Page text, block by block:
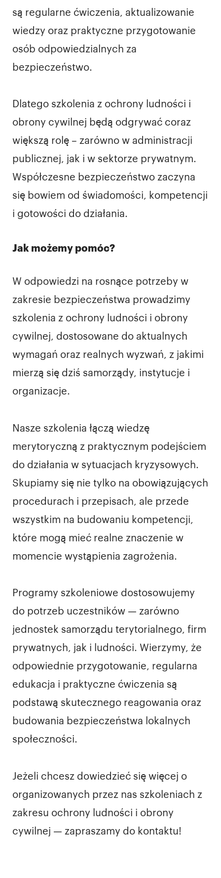
są regularne ćwiczenia, aktualizowanie
wiedzy oraz praktyczne przygotowanie
osób odpowiedzialnych za
bezpieczeństwo.
Dlatego szkolenia z ochrony ludności i
obrony cywilnej będą odgrywać coraz
większą rolę – zarówno w administracji
publicznej, jak i w sektorze prywatnym.
Współczesne bezpieczeństwo zaczyna
się bowiem od świadomości, kompetencji
i gotowości do działania.
Jak możemy pomóc?
W odpowiedzi na rosnące potrzeby w
zakresie bezpieczeństwa prowadzimy
szkolenia z ochrony ludności i obrony
cywilnej, dostosowane do aktualnych
wymagań oraz realnych wyzwań, z jakimi
mierzą się dziś samorządy, instytucje i
organizacje.
Nasze szkolenia łączą wiedzę
merytoryczną z praktycznym podejściem
do działania w sytuacjach kryzysowych.
Skupiamy się nie tylko na obowiązujących
procedurach i przepisach, ale przede
wszystkim na budowaniu kompetencji,
które mogą mieć realne znaczenie w
momencie wystąpienia zagrożenia.
Programy szkoleniowe dostosowujemy
do potrzeb uczestników — zarówno
jednostek samorządu terytorialnego, firm
prywatnych, jak i ludności. Wierzymy, że
odpowiednie przygotowanie, regularna
edukacja i praktyczne ćwiczenia są
podstawą skutecznego reagowania oraz
budowania bezpieczeństwa lokalnych
społeczności.
Jeżeli chcesz dowiedzieć się więcej o
organizowanych przez nas szkoleniach z
zakresu ochrony ludności i obrony
cywilnej — zapraszamy do kontaktu!